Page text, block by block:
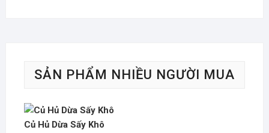
SẢN PHẨM NHIỀU NGƯỜI MUA
Củ Hủ Dừa Sấy Khô